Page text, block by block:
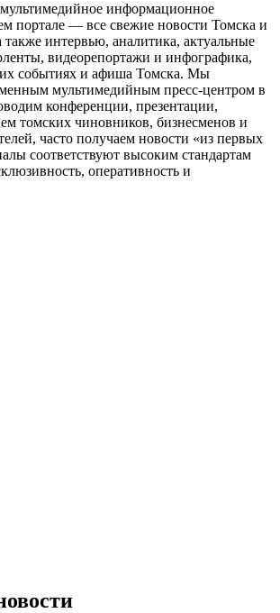
информационное
портале — все свежие новости Томска и
также интервью, аналитика, актуальные
видеорепортажи и инфографика,
событиях и афиша Томска. Мы
мультимедийным пресс-центром в
конференции, презентации,
томских чиновников, бизнесменов и
часто получаем новости «из первых
соответствуют высоким стандартам
оперативность и